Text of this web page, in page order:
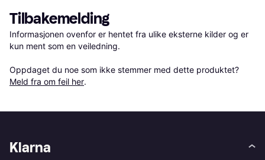
Tilbakemelding
Informasjonen ovenfor er hentet fra ulike eksterne kilder og er
kun ment som en veiledning.
Oppdaget du noe som ikke stemmer med dette produktet?
Meld fra om feil her.
Klarna